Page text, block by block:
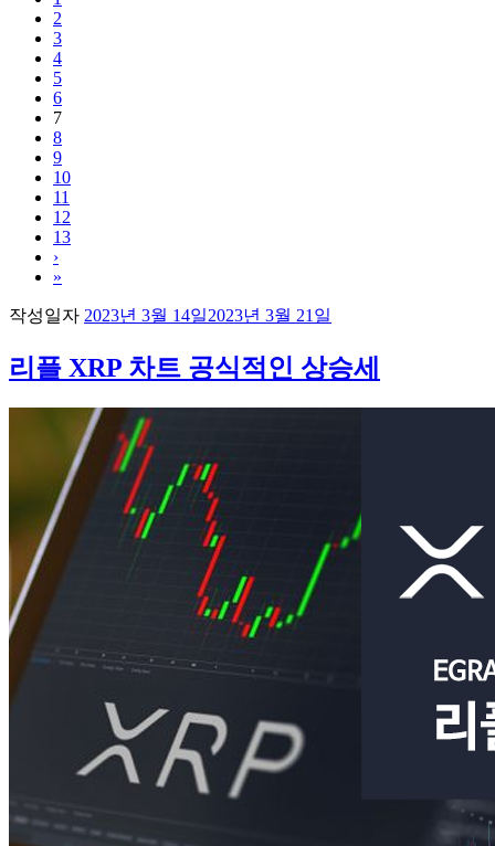
2
3
4
5
6
7
8
9
10
11
12
13
›
»
작성일자 2023년 3월 14일2023년 3월 21일
리플 XRP 차트 공식적인 상승세